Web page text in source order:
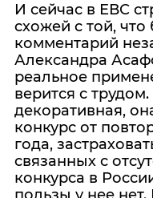
И сейчас в ЕВС
схожей с той,
комментарий
Александра
реальное
верится с
декоративная,
конкурс от
года,
связанных с
конкурса в